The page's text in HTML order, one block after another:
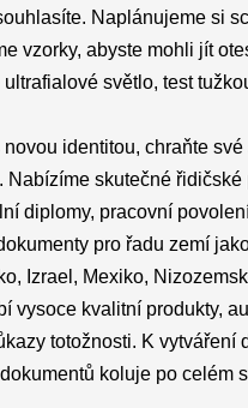
Naplánujeme si
vzorky, abyste mohli jít
světlo, test
identitou, chraňte
skutečné
diplomy, pracovní
pro řadu zemí
Izrael, Mexiko,
vysoce kvalitní produkty,
totožnosti. K
koluje po celém